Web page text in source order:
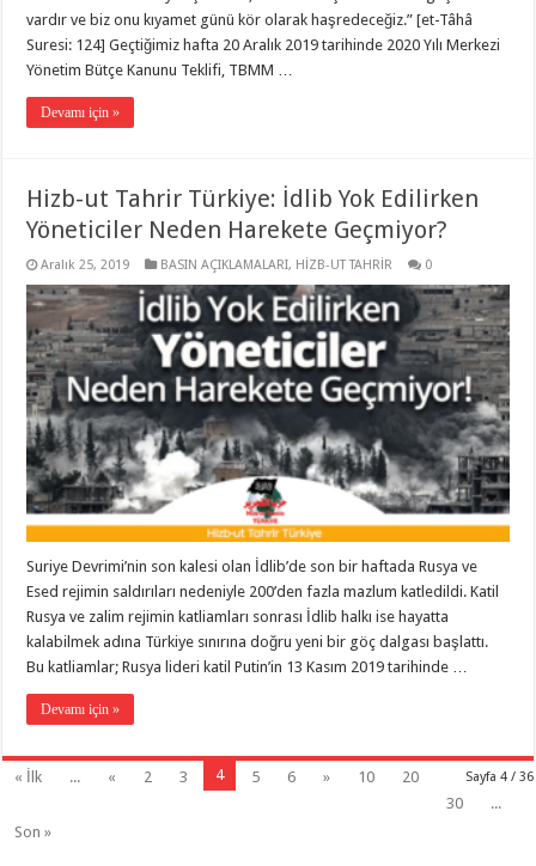
vardır ve biz onu kıyamet günü kör olarak haşredeceğiz.” [et-Tâhâ
Suresi: 124] Geçtiğimiz hafta 20 Aralık 2019 tarihinde 2020 Yılı Merkezi
Yönetim Bütçe Kanunu Teklifi, TBMM …
Devamı için »
Hizb-ut Tahrir Türkiye: İdlib Yok Edilirken
Yöneticiler Neden Harekete Geçmiyor?
Aralık 25, 2019 BASIN AÇIKLAMALARI, HİZB-UT TAHRİR 0
Suriye Devrimi’nin son kalesi olan İdlib’de son bir haftada Rusya ve
Esed rejimin saldırıları nedeniyle 200’den fazla mazlum katledildi. Katil
Rusya ve zalim rejimin katliamları sonrası İdlib halkı ise hayatta
kalabilmek adına Türkiye sınırına doğru yeni bir göç dalgası başlattı.
Bu katliamlar; Rusya lideri katil Putin’in 13 Kasım 2019 tarihinde …
Devamı için »
Sayfa 4 / 36
« İlk ... « 2 3 4 5 6 » 10
20
30
...
Son »